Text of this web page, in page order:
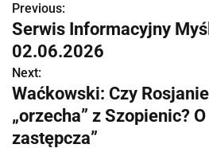
N
a
w
i
g
Previous:
Serwis Informacyjny
02.06.2026
Next:
Waćkowski: Czy
„orzecha” z Szopienic?
zastępcza”